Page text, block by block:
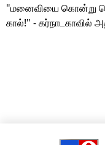
"மனைவியை கொன்று
கால்!" - கர்நாடகாவில்